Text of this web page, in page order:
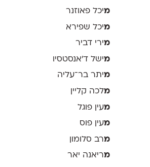
מיכל פאוזנר
מיכל שפירא
מירי דביר
מישל ד׳אנסטסיו
מיתר בר־עליה
מלכה קליין
מעין פוגל
מעין פוס
מרב סלומון
מריאנה יאר